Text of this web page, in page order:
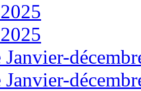
Janvier-
Janvier-